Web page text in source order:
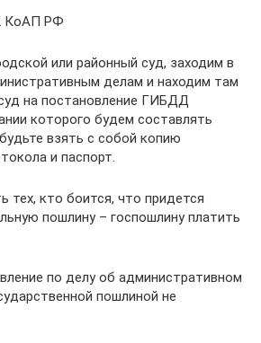
КоАП РФ
или районный суд, заходим в
делам и находим там
на постановление ГИБДД
которого будем составлять
взять с собой копию
и паспорт.
тех, кто боится, что придется
пошлину – госпошлину платить
по делу об административном
пошлиной не